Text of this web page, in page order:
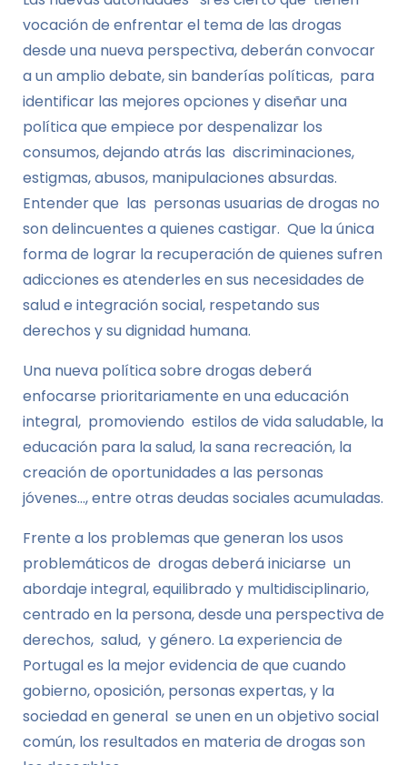
vocación de enfrentar el tema de las drogas
desde una nueva perspectiva, deberán convocar
a un amplio debate, sin banderías políticas, para
identificar las mejores opciones y diseñar una
política que empiece por despenalizar los
consumos, dejando atrás las discriminaciones,
estigmas, abusos, manipulaciones absurdas.
Entender que las personas usuarias de drogas no
son delincuentes a quienes castigar. Que la única
forma de lograr la recuperación de quienes sufren
adicciones es atenderles en sus necesidades de
salud e integración social, respetando sus
derechos y su dignidad humana.
Una nueva política sobre drogas deberá
enfocarse prioritariamente en una educación
integral, promoviendo estilos de vida saludable, la
educación para la salud, la sana recreación, la
creación de oportunidades a las personas
jóvenes…, entre otras deudas sociales acumuladas.
Frente a los problemas que generan los usos
problemáticos de drogas deberá iniciarse un
abordaje integral, equilibrado y multidisciplinario,
centrado en la persona, desde una perspectiva de
derechos, salud, y género. La experiencia de
Portugal es la mejor evidencia de que cuando
gobierno, oposición, personas expertas, y la
sociedad en general se unen en un objetivo social
común, los resultados en materia de drogas son